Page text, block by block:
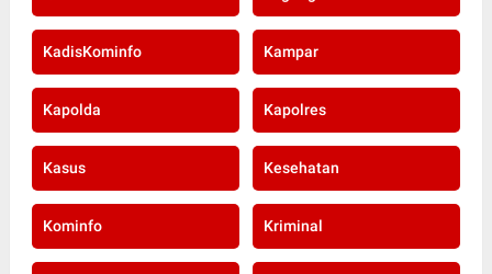
KadisKominfo Kampar
Kapolda Kapolres
Kasus Kesehatan
Kominfo Kriminal